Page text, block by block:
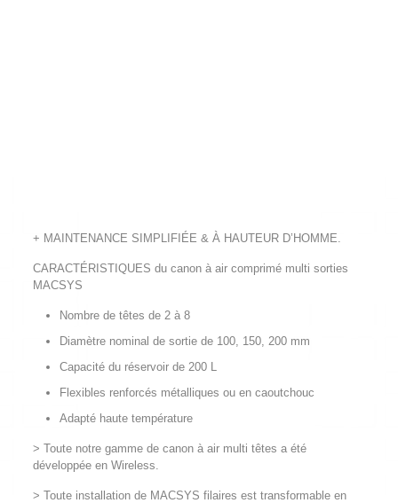
+ MAINTENANCE SIMPLIFIÉE & À HAUTEUR D’HOMME.
CARACTÉRISTIQUES du canon à air comprimé multi sorties
MACSYS
Nombre de têtes de 2 à 8
Diamètre nominal de sortie de 100, 150, 200 mm
Capacité du réservoir de 200 L
Flexibles renforcés métalliques ou en caoutchouc
Adapté haute température
> Toute notre gamme de canon à air multi têtes a été
développée en Wireless.
> Toute installation de MACSYS filaires est transformable en